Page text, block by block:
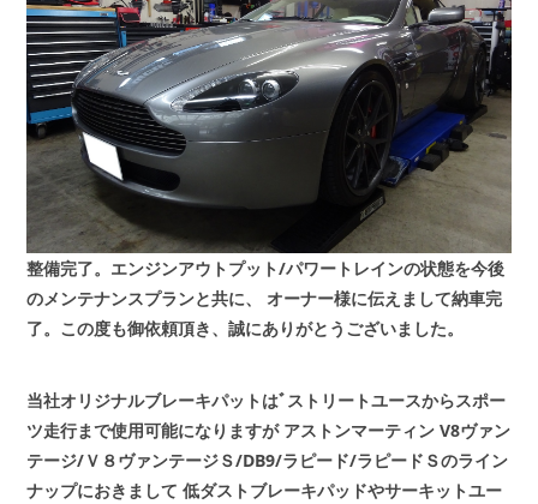
整備完了。エンジンアウトプット/パワートレインの状態を今後
のメンテナンスプランと共に、
オーナー様に伝えまして納車完
了。この度も御依頼頂き、誠にありがとうございました。
当社オリジナルブレーキパットはﾞストリートユースからスポー
ツ走行まで使用可能になりますがアストンマーティン V8ヴァン
テージ/Ｖ８ヴァンテージＳ/DB9/ラピード/ラピードＳのライン
ナップにおきまして 低ダストブレーキパッドやサーキットユー